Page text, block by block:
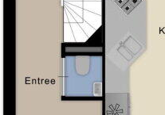
bereikt u de
een doorlopende
toegang tot de
(2024) heeft
waardoor er veel licht